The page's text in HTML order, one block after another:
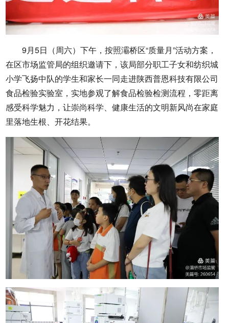
9月5日（周六）下午，按照灞桥区“质量月”活动方案，
在区市场监管局的组织邀请下，该局部分职工子女和纺织城
小学飞扬中队的学生和家长一同走进陕西普恩科技有限公司
食品检验实验室，实地参观了解食品检验检测流程，零距离
感受科学魅力，让崇尚科学、健康生活的文明新风尚在家庭
里落地生根、开花结果。